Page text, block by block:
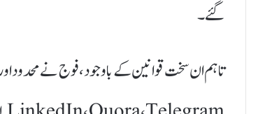
گئے۔